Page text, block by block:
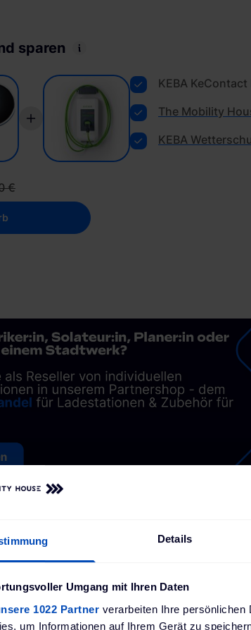
Details
Umgang mit Ihren Daten
1022 Partner verarbeiten Ihre persönlichen
um Informationen auf Ihrem Gerät zu
sparen
KEBA KeContact
The Mobility
KEBA
€
von unserem Service
Offizieller